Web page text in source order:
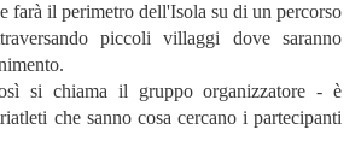
farà il perimetro dell'Isola su di un percorso
piccoli villaggi dove saranno
si chiama il gruppo organizzatore - è
che sanno cosa cercano i partecipanti